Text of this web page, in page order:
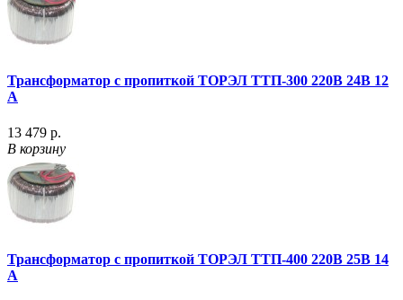
Трансформатор с пропиткой ТОРЭЛ ТТП-300 220В 24В 12
А
13 479 р.
В корзину
Трансформатор с пропиткой ТОРЭЛ ТТП-400 220В 25В 14
А